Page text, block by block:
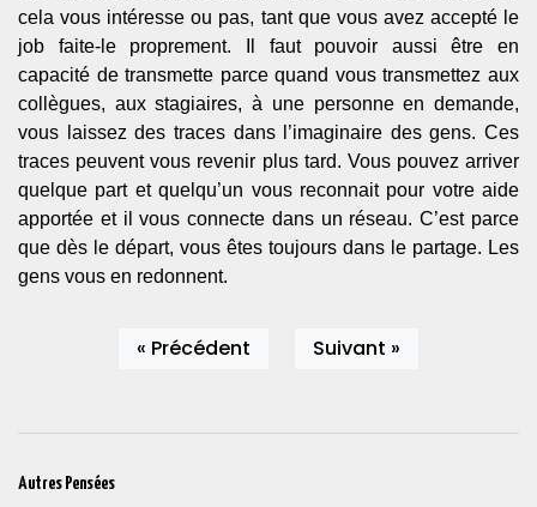
cela vous intéresse ou pas, tant que vous avez accepté le
job faite-le proprement. Il faut pouvoir aussi être en
capacité de transmette parce quand vous transmettez aux
collègues, aux stagiaires, à une personne en demande,
vous laissez des traces dans l’imaginaire des gens. Ces
traces peuvent vous revenir plus tard. Vous pouvez arriver
quelque part et quelqu’un vous reconnait pour votre aide
apportée et il vous connecte dans un réseau. C’est parce
que dès le départ, vous êtes toujours dans le partage. Les
gens vous en redonnent.
« Précédent Suivant »
Autres Pensées